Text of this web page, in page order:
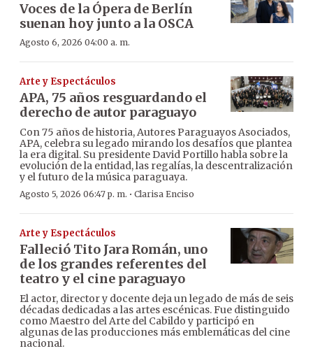
Voces de la Ópera de Berlín
suenan hoy junto a la OSCA
Agosto 6, 2026 04:00 a. m.
Arte y Espectáculos
APA, 75 años resguardando el
derecho de autor paraguayo
Con 75 años de historia, Autores Paraguayos Asociados,
APA, celebra su legado mirando los desafíos que plantea
la era digital. Su presidente David Portillo habla sobre la
evolución de la entidad, las regalías, la descentralización
y el futuro de la música paraguaya.
Agosto 5, 2026 06:47 p. m. · Clarisa Enciso
Arte y Espectáculos
Falleció Tito Jara Román, uno
de los grandes referentes del
teatro y el cine paraguayo
El actor, director y docente deja un legado de más de seis
décadas dedicadas a las artes escénicas. Fue distinguido
como Maestro del Arte del Cabildo y participó en
algunas de las producciones más emblemáticas del cine
nacional.